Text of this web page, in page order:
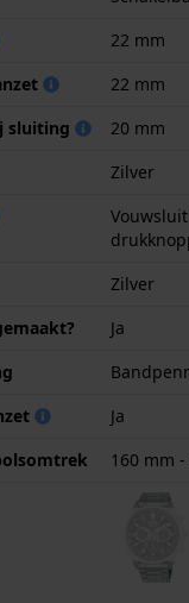
22 mm
22 mm
sluiting
20 mm
Zilver
Zilver
Ja
Ja
160 mm